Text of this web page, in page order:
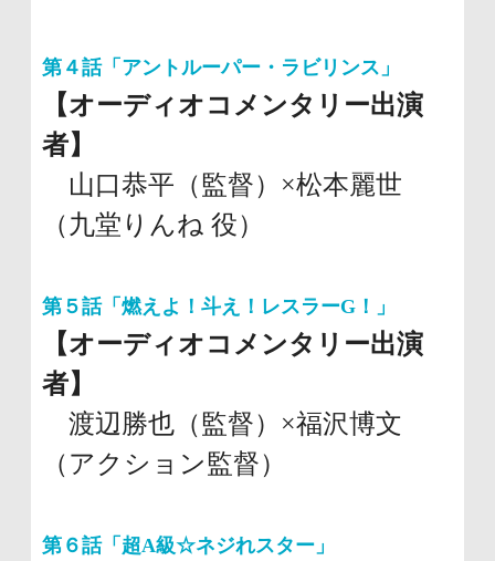
第４話「アントルーパー・ラビリンス」
【オーディオコメンタリー出演
者】
山口恭平（監督）×松本麗世
（九堂りんね 役）
第５話「燃えよ！斗え！レスラーG！」
【オーディオコメンタリー出演
者】
渡辺勝也（監督）×福沢博文
（アクション監督）
第６話「超A級☆ネジれスター」